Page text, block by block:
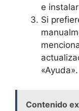
e
Si
«Ayuda».
Contenido